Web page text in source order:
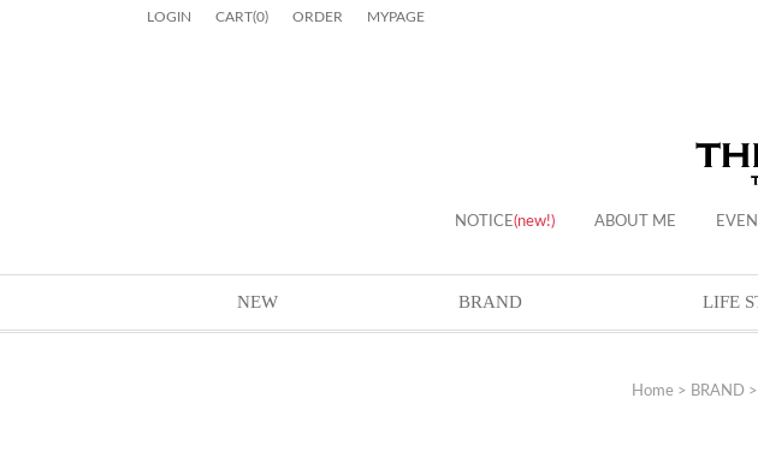
LOGIN CART(0) ORDER MYPAGE
NOTICE(new!) ABOUT ME
NEW BRAND LIFE
Home > BRAND >